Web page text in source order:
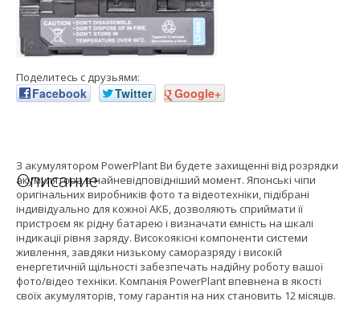
Поделитесь с друзьями:
Facebook Twitter Google+
Описание
З акумулятором PowerPlant Ви будете захищенні від розрядки
акумулятора в найневідповідніший момент. Японські чіпи
оригінальних виробників фото та відеотехніки, підібрані
індивідуально для кожної АКБ, дозволяють сприймати її
пристроєм як рідну батарею і визначати ємність на шкалі
індикації рівня заряду. Високоякісні компоненти системи
живлення, завдяки низькому саморазряду і високій
енергетичній щільності забезпечать надійну роботу вашої
фото/відео техніки. Компанія PowerPlant впевнена в якості
своїх акумуляторів, тому гарантія на них становить 12 місяців.